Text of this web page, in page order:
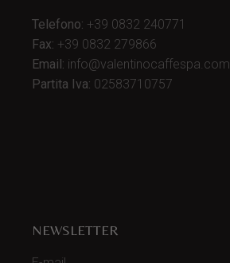
Telefono: +39 0832 240771
Fax: +39 0832 279866
Email: info@valentinocaffespa.com
Partita Iva: 02583710757
NEWSLETTER